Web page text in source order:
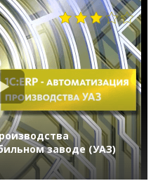
заводе (УАЗ)